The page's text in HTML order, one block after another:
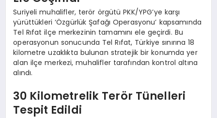
Suriyeli muhalifler, terör örgütü PKK/YPG’ye karşı
yürüttükleri ‘Özgürlük Şafağı Operasyonu’ kapsamında
Tel Rıfat ilçe merkezinin tamamını ele geçirdi. Bu
operasyonun sonucunda Tel Rıfat, Türkiye sınırına 18
kilometre uzaklıkta bulunan stratejik bir konumda yer
alan ilçe merkezi, muhalifler tarafından kontrol altına
alındı.
30 Kilometrelik Terör Tünelleri
Tespit Edildi